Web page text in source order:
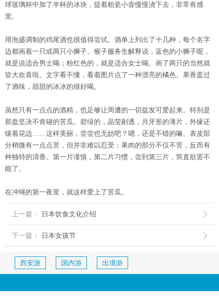
球玻璃杯中加了半杯的冰块，提着粗瓷小壶慢慢浇下去，非常有感
觉。
用泡盛调制的鸡尾酒也很值得尝试。酒单上列出了十几种，每个名字
边都画着一只或两只小狮子。猴子服务生解释说，蓝色的小狮子呢，
就是说适合男士喝；粉红色的，就是适合女士喝。画了两只的当然就
皆大欢喜啦。文字看不懂，看着图片点了一种漂亮的橘色。果香盖过
了酒味，甜甜的冰冰的很好喝。
虽然只有一点点的酒精，也足够让周遭的一切益发可爱起来。特别是
那盘坚决不肯碰的苦瓜。碧绿的，晶莹剔透，月牙形的薄片，外缘还
镶着花边……这样美丽，尝尝也无妨吧？嗯，还是不错的嘛。表皮部
分稍微有一点点苦，但并非难以忍受；果肉的部分不仅不苦，反而有
种独特的清香。第一片谨慎，第二片习惯，尝到第三片，简直欲罢不
能了。
在冲绳的第一夜里，就这样爱上了苦瓜。
上一篇： 日本饮食文化介绍 
下一篇： 日本女孩节 
西安游 国内游 出境游